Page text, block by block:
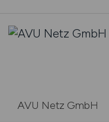
AVU Netz GmbH